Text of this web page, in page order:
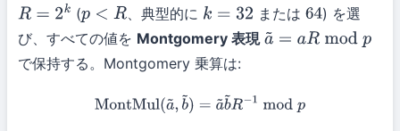
R= 2k (p <R 、典型的に k=32 または 64) を選
び、すべての値を Montgomery 表現 a~= aRmodp
で保持する。Montgomery 乗算は:
MontMul(a~, b~ )=a ~b~R−1 modp